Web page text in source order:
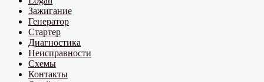
Зажигание
Генератор
Стартер
Диагностика
Неисправности
Схемы
Контакты